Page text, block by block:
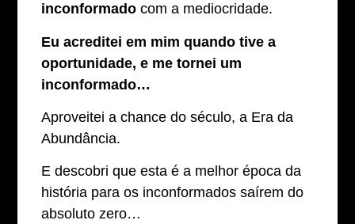
inconformadocom a mediocridade.
Eu acreditei em mim quando tive a
oportunidade, e me tornei um
inconformado…
Aproveitei a chance do século, a Era da
Abundância.
E descobri que esta é a melhor época da
história para os inconformados saírem do
absoluto zero…